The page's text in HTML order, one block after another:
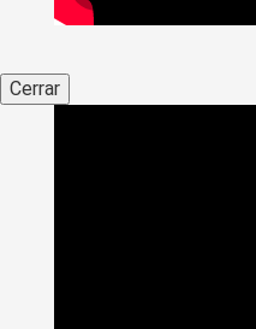
Cerrar